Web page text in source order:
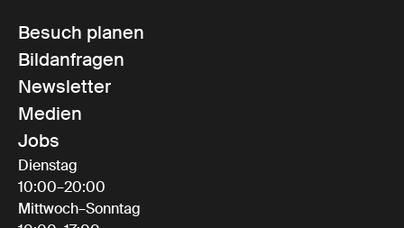
Besuch planen
Bildanfragen
Newsletter
Medien
Jobs
Dienstag
10:00–20:00
Mittwoch–Sonntag